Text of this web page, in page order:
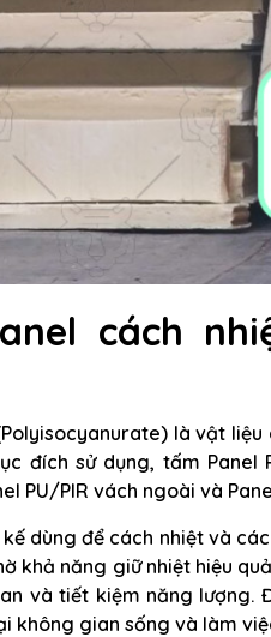
cách
là vật
đích sử dụng, tấm
PU/PIR vách ngoài và
dùng để cách nhiệt và
khả năng giữ nhiệt hiệu
và tiết kiệm năng lượng.
không gian sống và làm